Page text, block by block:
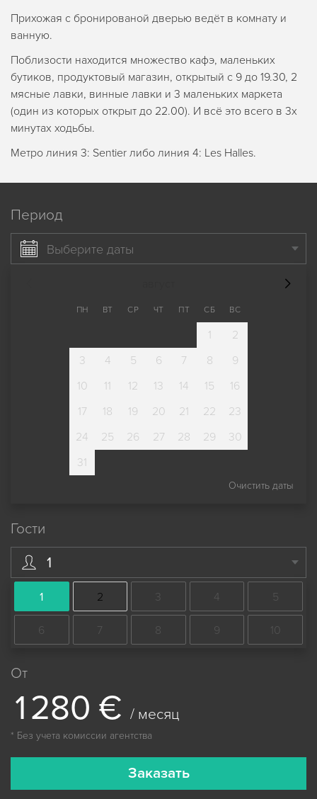
Прихожая с бронированой дверью ведёт в комнату и
ванную.
Поблизости находится множество кафэ, маленьких
бутиков, продуктовый магазин, открытый с 9 до 19.30, 2
мясные лавки, винные лавки и 3 маленьких маркета
(один из которых открыт до 22.00). И всё это всего в 3х
минутах ходьбы.
Метро линия 3: Sentier либо линия 4: Les Halles.
Период
Выберите даты
ПН ВТ СР ЧТ ПТ СБ ВС
1
2
3
4 5 6 7 8
9
10
11 12 13 14 15
16
17
18 19 20 21 22
23
24
25 26 27 28 29
30
31
Очистить даты
Гости
1
1 2 3 4 5
6 7 8 9 10
От
1280 € / месяц
* Без учета комиссии агентства
Заказать